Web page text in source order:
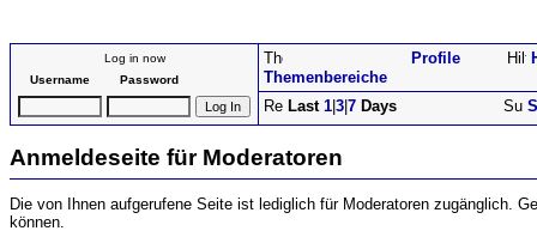
Log in now
Username
Password Themenbereiche
Profile
Last 1 3 7 Days
Anmeldeseite für Moderatoren
Die von Ihnen aufgerufene Seite ist lediglich für Moderatoren zugänglich.
können.